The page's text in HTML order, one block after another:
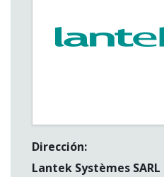
Dirección:
Lantek Systèmes SARL